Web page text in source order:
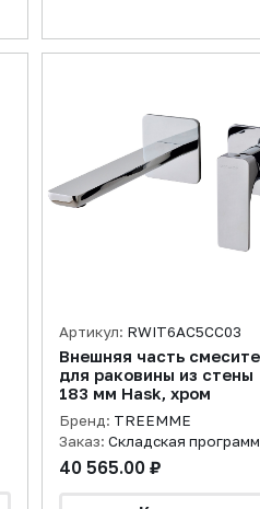
Артикул: RWIT6AC5CC03
Внешняя часть
для раковины из стены
183 мм Hask, хром
Бренд: TREEMME
Заказ: Складская
40 565.00 ₽